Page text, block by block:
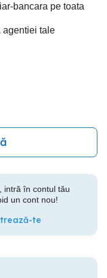
bancara pe toata
agentiei tale
intră în contul tău
un cont nou!
te